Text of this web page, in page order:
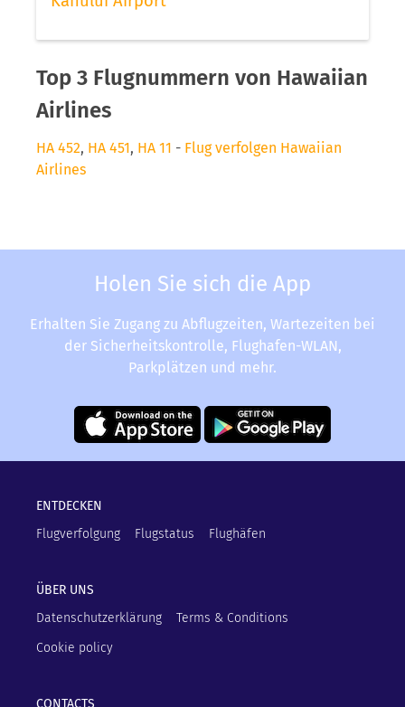
Top 3 Flugnummern von Hawaiian
Airlines
HA 452, HA 451, HA 11 - Flug verfolgen Hawaiian
Airlines
Holen Sie sich die App
Erhalten Sie Zugang zu Abflugzeiten, Wartezeiten bei
der Sicherheitskontrolle, Flughafen-WLAN,
Parkplätzen und mehr.
ENTDECKEN
Flugverfolgung
Flugstatus Flughäfen
ÜBER UNS
Datenschutzerklärung
Terms & Conditions
Cookie policy